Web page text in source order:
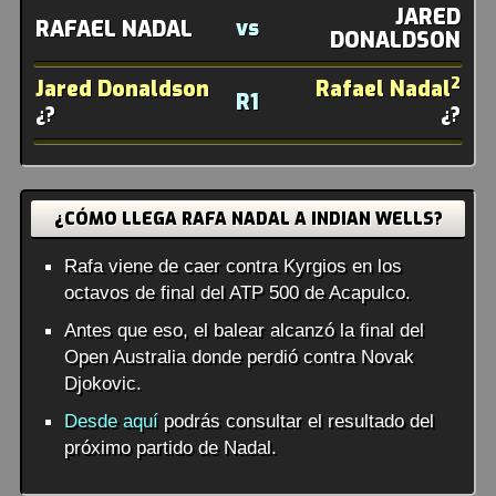
RAFAEL NADAL vs
JARED
DONALDSON
Jared Donaldson
¿? R1 Rafael Nadal2
¿?
¿CÓMO LLEGA RAFA NADAL A INDIAN WELLS?
Rafa viene de caer contra Kyrgios en los
octavos de final del ATP 500 de Acapulco.
Antes que eso, el balear alcanzó la final del
Open Australia donde perdió contra Novak
Djokovic.
Desde aquípodrás consultar el resultado del
próximo partido de Nadal.